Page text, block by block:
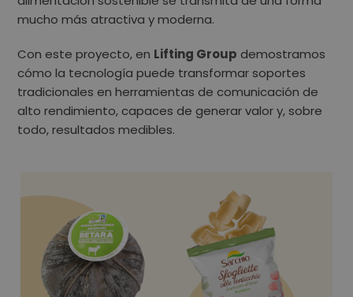
mucho más atractiva y moderna.
Con este proyecto, en Lifting Group demostramos
cómo la tecnología puede transformar soportes
tradicionales en herramientas de comunicación de
alto rendimiento, capaces de generar valor y, sobre
todo, resultados medibles.